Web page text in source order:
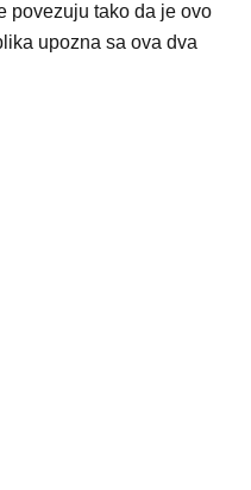
povezuju tako da je ovo
upozna sa ova dva